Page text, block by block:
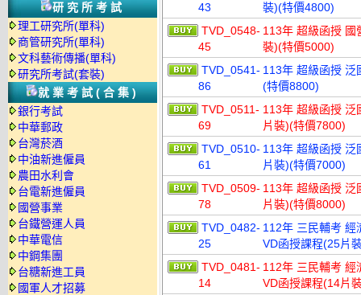
研究所考試
理工研究所(單科)
商管研究所(單科)
文科藝術傳播(單科)
研究所考試(套裝)
就業考試(合集)
銀行考試
中華郵政
台灣菸酒
中油新進僱員
農田水利會
台電新進僱員
國營事業
台鐵營運人員
中華電信
中鋼集團
台糖新進工員
國軍人才招募
43
裝)(特價4800)
TVD_0548-
45
113年 超級函授 國
裝)(特價5000)
TVD_0541-
86
113年 超級函授 泛
(特價8800)
TVD_0511-
69
113年 超級函授 泛
片裝)(特價7800)
TVD_0510-
61
113年 超級函授 泛
片裝)(特價7000)
TVD_0509-
78
113年 超級函授 泛
片裝)(特價8000)
TVD_0482-
25
112年 三民輔考 經
VD函授課程(25片
TVD_0481-
14
112年 三民輔考 經
VD函授課程(14片